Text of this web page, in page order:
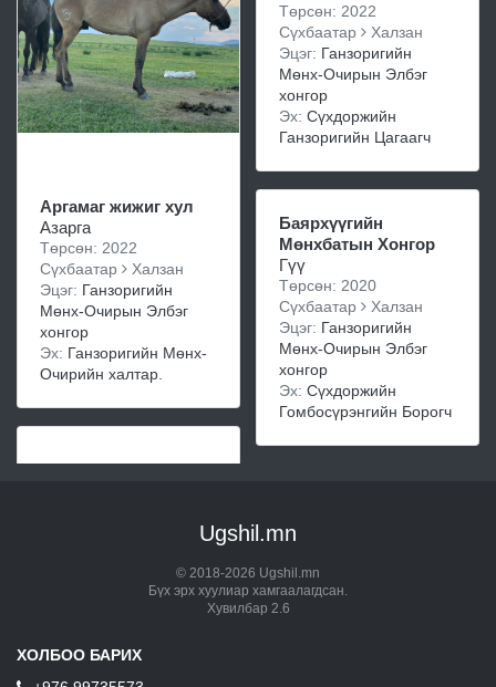
Аргамаг жижиг хул
Азарга
Төрсөн: 2022
Сүхбаатар
Халзан
Эцэг: Ганзоригийн
Мөнх-Очирын Элбэг
хонгор
Эх: Ганзоригийн Мөнх-
Очирийн халтар.
Төрсөн: 2022
Сүхбаатар
Халзан
Эцэг: Ганзоригийн
Мөнх-Очирын Элбэг
хонгор
Эх: Сүхдоржийн
Ганзоригийн Цагаагч
Баярхүүгийн
Мөнхбатын Хонгор
Гүү
Төрсөн: 2020
Сүхбаатар
Халзан
Эцэг: Ганзоригийн
Мөнх-Очирын Элбэг
хонгор
Эх: Сүхдоржийн
Гомбосүрэнгийн Борогч
Ugshil.mn
© 2018-2026 Ugshil.mn
Бүх эрх хуулиар хамгаалагдсан.
Хувилбар 2.6
ХОЛБОО БАРИХ